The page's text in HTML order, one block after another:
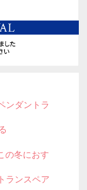
や布といっ
ているそ
いですね
をもっと
。「WDH
た。 この
魅力に触